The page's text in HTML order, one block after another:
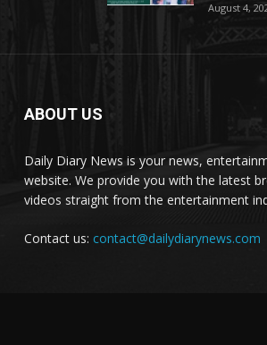
August 4,
ABOUT US
Daily Diary News is your news,
website. We provide you with the latest
videos straight from the entertainment
Contact us: contact@dailydiarynews.com